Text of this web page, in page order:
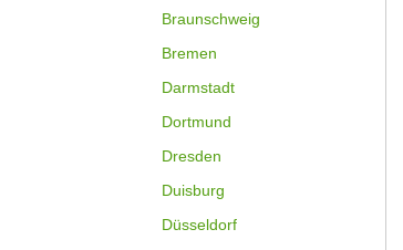
Braunschweig
Bremen
Darmstadt
Dortmund
Dresden
Duisburg
Düsseldorf